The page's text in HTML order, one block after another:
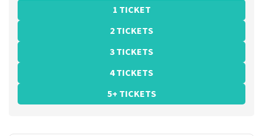
1 TICKET
2 TICKETS
3 TICKETS
4 TICKETS
5+ TICKETS